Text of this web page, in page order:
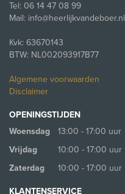
Tel: 06 14 47 08 99
Mail: info@heerlijkvandeboer.nl
Kvk: 63670143
BTW: NL002093917B77
Algemene voorwaarden
Disclaimer
OPENINGSTIJDEN
Woensdag
13:00 - 17:00 uur
Vrijdag
10:00 - 17:00 uur
Zaterdag
10:00 - 17:00 uur
KLANTENSERVICE